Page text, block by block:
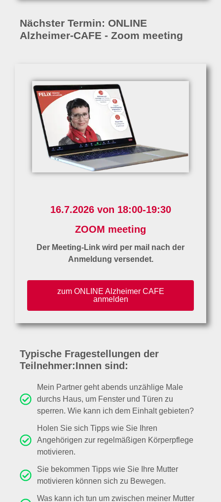
Nächster Termin: ONLINE
Alzheimer-CAFE - Zoom meeting
16.7.2026 von 18:00-19:30
ZOOM meeting
Der Meeting-Link wird per mail nach der
Anmeldung versendet.
zum ONLINE Alzheimer CAFE
anmelden
Typische Fragestellungen der
Teilnehmer:Innen sind:
Mein Partner geht abends unzählige Male
durchs Haus, um Fenster und Türen zu
sperren. Wie kann ich dem Einhalt gebieten?
Holen Sie sich Tipps wie Sie Ihren
Angehörigen zur regelmäßigen Körperpflege
motivieren.
Sie bekommen Tipps wie Sie Ihre Mutter
motivieren können sich zu Bewegen.
Was kann ich tun um zwischen meiner Mutter